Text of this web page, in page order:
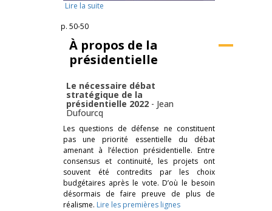
Lire la suite
p. 50-50
À propos de la
présidentielle
Le nécessaire débat
stratégique de la
présidentielle 2022 - Jean
Dufourcq
Les questions de défense ne constituent
pas une priorité essentielle du débat
amenant à l’élection présidentielle. Entre
consensus et continuité, les projets ont
souvent été contredits par les choix
budgétaires après le vote. D’où le besoin
désormais de faire preuve de plus de
réalisme. Lire les premières lignes